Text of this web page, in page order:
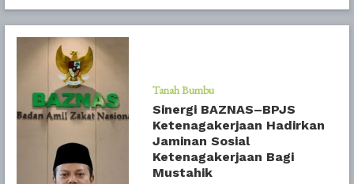
Tanah Bumbu
Sinergi BAZNAS–BPJS
Ketenagakerjaan Hadirkan
Jaminan Sosial
Ketenagakerjaan Bagi
Mustahik